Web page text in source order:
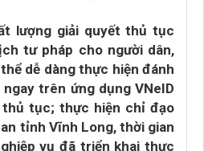
lượng giải quyết thủ tục
tư pháp cho người dân,
dễ dàng thực hiện đánh
trên ứng dụng VNeID
thủ tục; thực hiện chỉ đạo
tỉnh Vĩnh Long, thời gian
vụ đã triển khai thực